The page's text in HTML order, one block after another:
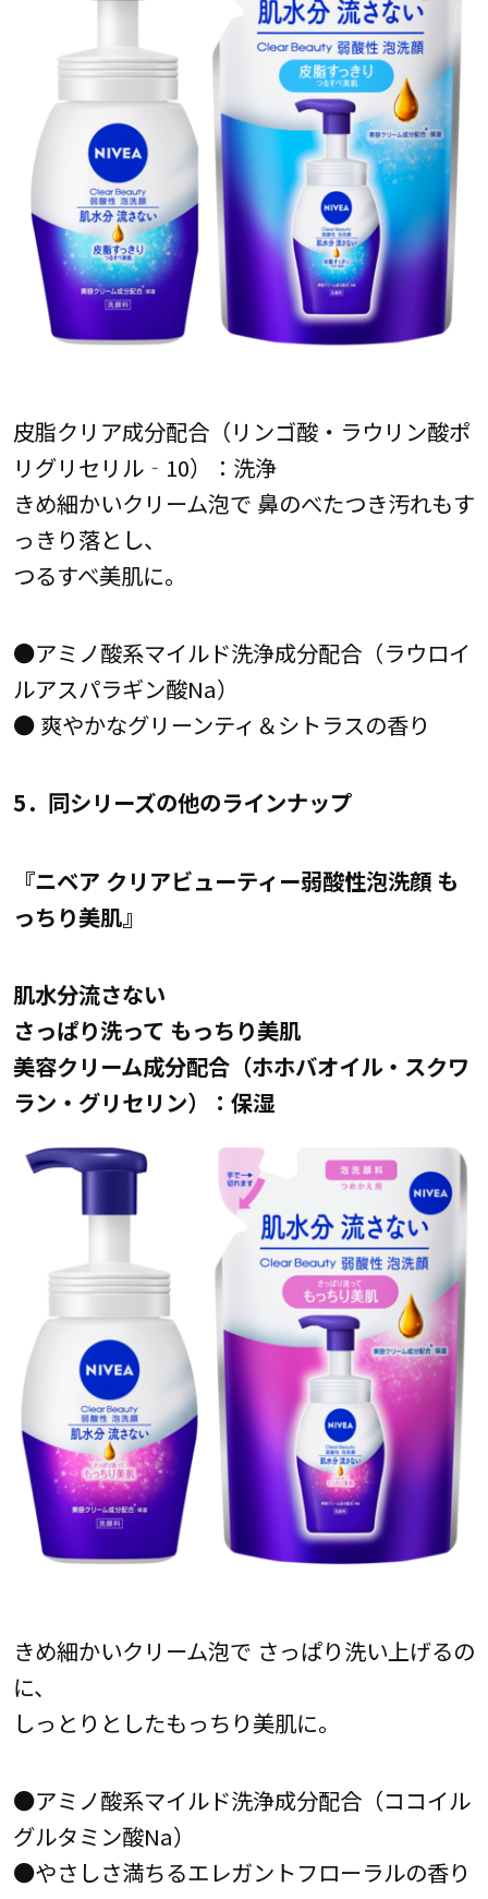
皮脂クリア成分配合（リンゴ酸・ラウリン酸ポ
リグリセリル‐10）：洗浄
きめ細かいクリーム泡で 鼻のべたつき汚れもす
っきり落とし、
つるすべ美肌に。
●アミノ酸系マイルド洗浄成分配合（ラウロイ
ルアスパラギン酸Na）
● 爽やかなグリーンティ＆シトラスの香り
5．同シリーズの他のラインナップ
『ニベア クリアビューティー弱酸性泡洗顔 も
っちり美肌』
肌水分流さない
さっぱり洗って もっちり美肌
美容クリーム成分配合（ホホバオイル・スクワ
ラン・グリセリン）：保湿
きめ細かいクリーム泡で さっぱり洗い上げるの
に、
しっとりとしたもっちり美肌に。
●アミノ酸系マイルド洗浄成分配合（ココイル
グルタミン酸Na）
●やさしさ満ちるエレガントフローラルの香り